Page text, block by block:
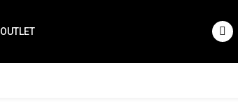
OUTLET